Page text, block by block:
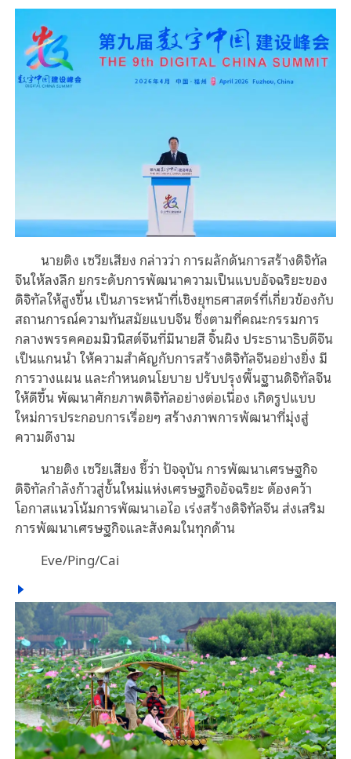
นายติง เซวียเสียง กล่าวว่า การผลักดันการสร้างดิจิทัล
จีนให้ลงลึก ยกระดับการพัฒนาความเป็นแบบอัจฉริยะของ
ดิจิทัลให้สูงขึ้น เป็นภาระหน้าที่เชิงยุทธศาสตร์ที่เกี่ยวข้องกับ
สถานการณ์ความทันสมัยแบบจีน ซึ่งตามที่คณะกรรมการ
กลางพรรคคอมมิวนิสต์จีนที่มีนายสี จิ้นผิง ประธานาธิบดีจีน
เป็นแกนนำ ให้ความสำคัญกับการสร้างดิจิทัลจีนอย่างยิ่ง มี
การวางแผน และกำหนดนโยบาย ปรับปรุงพื้นฐานดิจิทัลจีน
ให้ดีขึ้น พัฒนาศักยภาพดิจิทัลอย่างต่อเนื่อง เกิดรูปแบบ
ใหม่การประกอบการเรื่อยๆ สร้างภาพการพัฒนาที่มุ่งสู่
ความดีงาม
นายติง เซวียเสียง ชี้ว่า ปัจจุบัน การพัฒนาเศรษฐกิจ
ดิจิทัลกำลังก้าวสู่ขั้นใหม่แห่งเศรษฐกิจอัจฉริยะ ต้องคว้า
โอกาสแนวโน้มการพัฒนาเอไอ เร่งสร้างดิจิทัลจีน ส่งเสริม
การพัฒนาเศรษฐกิจและสังคมในทุกด้าน
Eve/Ping/Cai